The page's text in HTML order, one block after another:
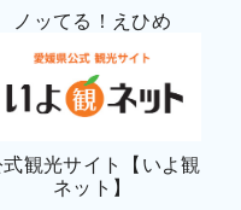
ノッてる！えひめ
式観光サイト【いよ観
ネット】